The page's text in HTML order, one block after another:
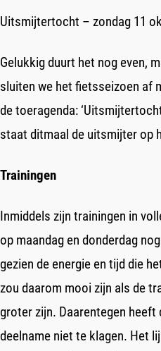
Uitsmijtertocht – zondag 11
Gelukkig duurt het nog even,
sluiten we het fietsseizoen af
de toeragenda:
staat ditmaal de uitsmijter op
Trainingen
Inmiddels zijn trainingen in
op maandag en donderdag
gezien de energie en tijd die
zou daarom mooi zijn als de
groter zijn. Daarentegen
deelname niet te klagen. Het